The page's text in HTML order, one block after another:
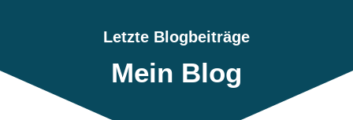
Letzte Blogbeiträge
Mein Blog